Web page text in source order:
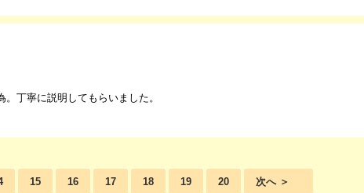
丁寧に説明してもらいました。
15 16 17 18 19 20 次へ ＞